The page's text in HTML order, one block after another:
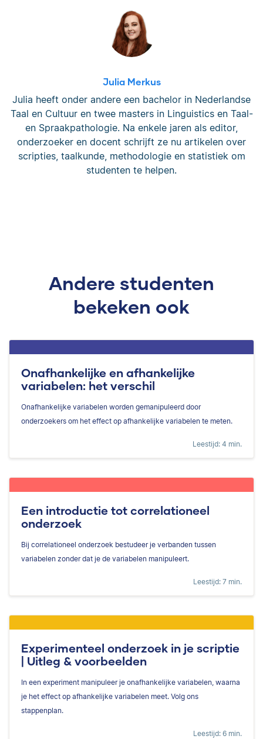
Julia Merkus
Julia heeft onder andere een bachelor in Nederlandse
Taal en Cultuur en twee masters in Linguistics en Taal-
en Spraakpathologie. Na enkele jaren als editor,
onderzoeker en docent schrijft ze nu artikelen over
scripties, taalkunde, methodologie en statistiek om
studenten te helpen.
Andere studenten
bekeken ook
Onafhankelijke en afhankelijke
variabelen: het verschil
Onafhankelijke variabelen worden gemanipuleerd door
onderzoekers om het effect op afhankelijke variabelen te meten.
Leestijd: 4 min.
Een introductie tot correlationeel
onderzoek
Bij correlationeel onderzoek bestudeer je verbanden tussen
variabelen zonder dat je de variabelen manipuleert.
Leestijd: 7 min.
Experimenteel onderzoek in je scriptie
| Uitleg & voorbeelden
In een experiment manipuleer je onafhankelijke variabelen, waarna
je het effect op afhankelijke variabelen meet. Volg ons
stappenplan.
Leestijd: 6 min.